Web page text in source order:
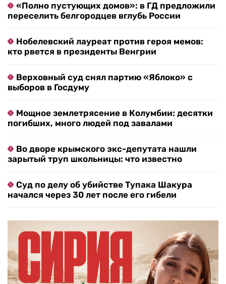
«Полно пустующих домов»: в ГД предложили
переселить белгородцев вглубь России
Нобелевский лауреат против героя мемов:
кто рвется в президенты Венгрии
Верховный суд снял партию «Яблоко» с
выборов в Госдуму
Мощное землетрясение в Колумбии: десятки
погибших, много людей под завалами
Во дворе крымского экс-депутата нашли
зарытый труп школьницы: что известно
Суд по делу об убийстве Тупака Шакура
начался через 30 лет после его гибели